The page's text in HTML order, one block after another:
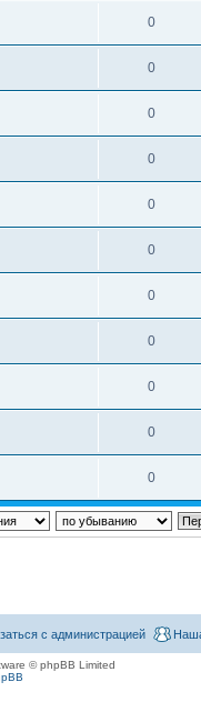
0
0
0
0
0
0
0
0
0
0
0
с администрацией
© phpBB Limited